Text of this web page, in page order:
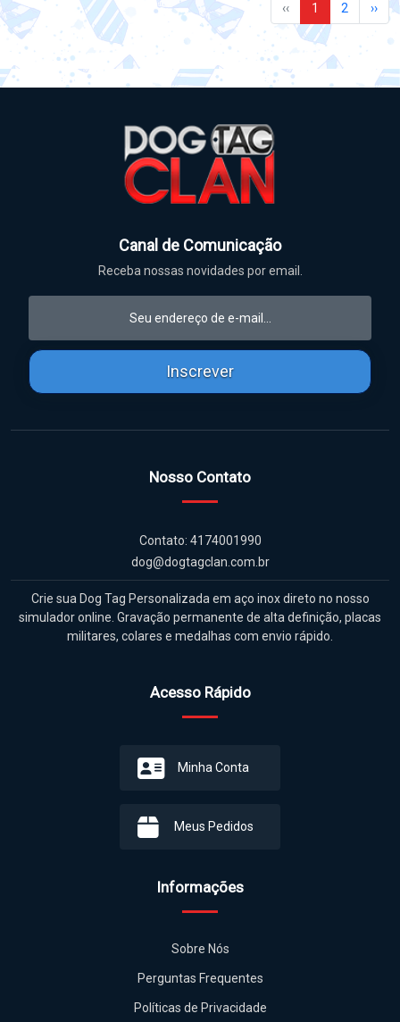
‹‹ 1 2 ››
Canal de Comunicação
Receba nossas novidades por email.
Inscrever
Nosso Contato
Contato: 4174001990
dog@dogtagclan.com.br
Crie sua Dog Tag Personalizada em aço inox direto no nosso
simulador online. Gravação permanente de alta definição, placas
militares, colares e medalhas com envio rápido.
Acesso Rápido
Minha Conta
Meus Pedidos
Informações
Sobre Nós
Perguntas Frequentes
Políticas de Privacidade